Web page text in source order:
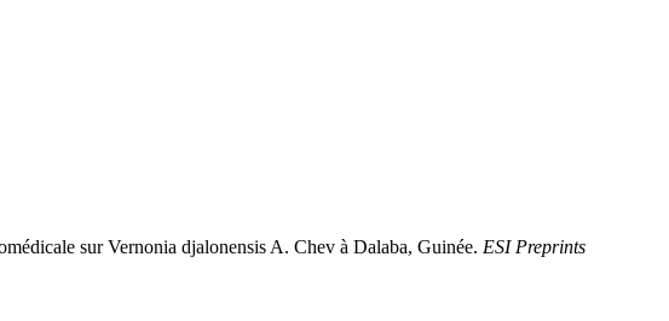
sur Vernonia djalonensis A. Chev à Dalaba, Guinée. ESI Preprints